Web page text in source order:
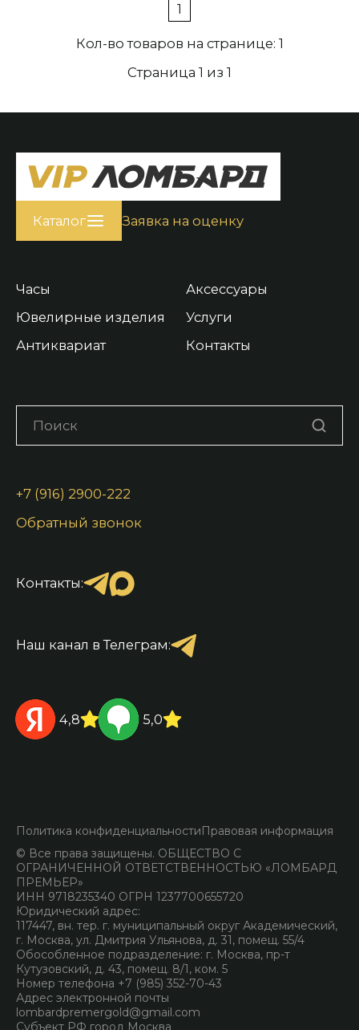
1
Кол-во товаров на странице: 1
Страница 1 из 1
Каталог Заявка на оценку
Часы
Ювелирные изделия
Антиквариат
Аксессуары
Услуги
Контакты
+7 (916) 2900-222
Обратный звонок
Контакты:
Наш канал в Телеграм:
4,8 5,0
Политика конфиденциальностиПравовая информация
© Все права защищены. ОБЩЕСТВО С
ОГРАНИЧЕННОЙ ОТВЕТСТВЕННОСТЬЮ «ЛОМБАРД
ПРЕМЬЕР»
ИНН 9718235340 ОГРН 1237700655720
Юридический адрес:
117447, вн. тер. г. муниципальный округ Академический,
г. Москва, ул. Дмитрия Ульянова, д. 31, помещ. 55/4
Обособленное подразделение: г. Москва, пр-т
Кутузовский, д. 43, помещ. 8/1, ком. 5
Номер телефона +7 (985) 352-70-43
Адрес электронной почты
lombardpremergold@gmail.com
Субъект РФ город Москва